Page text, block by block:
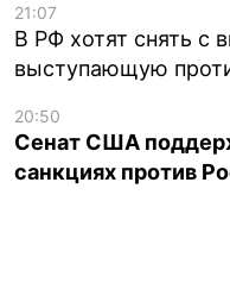
21:07
В РФ хотят снять с
выступающую
20:50
Сенат США
санкциях против